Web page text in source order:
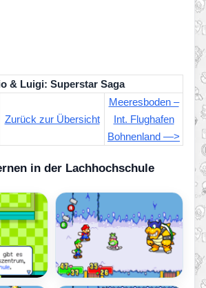
& Luigi: Superstar Saga
Zurück zur Übersicht
Meeresboden –
Int. Flughafen
Bohnenland —>
in der Lachhochschule